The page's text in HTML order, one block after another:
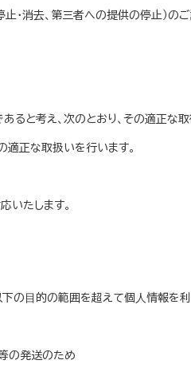
止・消去、第三者への提供の停止
と考え、次のとおり、その適正な取
適正な取扱いを行います。
いたします。
の⽬的の範囲を超えて個⼈情報を
の発送のため